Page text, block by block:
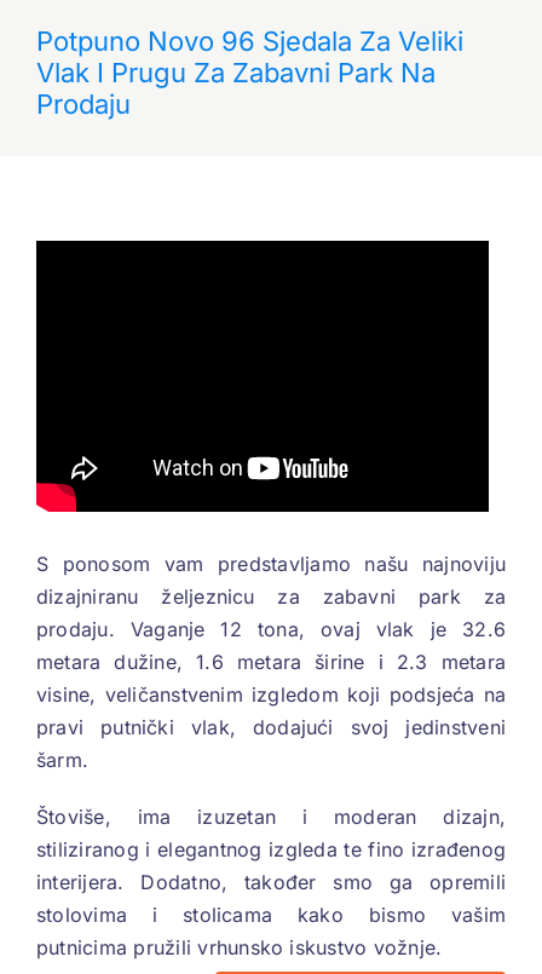
Potpuno Novo 96 Sjedala Za Veliki
Vlak I Prugu Za Zabavni Park Na
Prodaju
S ponosom vam predstavljamo našu najnoviju
dizajniranu željeznicu za zabavni park za
prodaju. Vaganje 12 tona, ovaj vlak je 32.6
metara dužine, 1.6 metara širine i 2.3 metara
visine, veličanstvenim izgledom koji podsjeća na
pravi putnički vlak, dodajući svoj jedinstveni
šarm.
Štoviše, ima izuzetan i moderan dizajn,
stiliziranog i elegantnog izgleda te fino izrađenog
interijera. Dodatno, također smo ga opremili
stolovima i stolicama kako bismo vašim
putnicima pružili vrhunsko iskustvo vožnje.